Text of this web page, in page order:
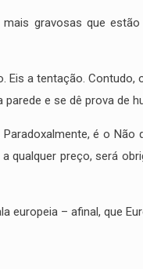
gravosas que
a tentação.
e se dê prova de
é o
preço, será
europeia – afinal, que